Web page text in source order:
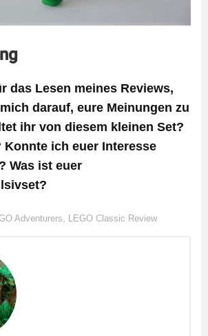
das Lesen meines Reviews,
darauf, eure Meinungen zu
ihr von diesem kleinen Set?
Konnte ich euer Interesse
Was ist euer
Adventurers LEGO Classic Review